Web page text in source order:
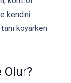
kendini
tanı koyarken
Olur?